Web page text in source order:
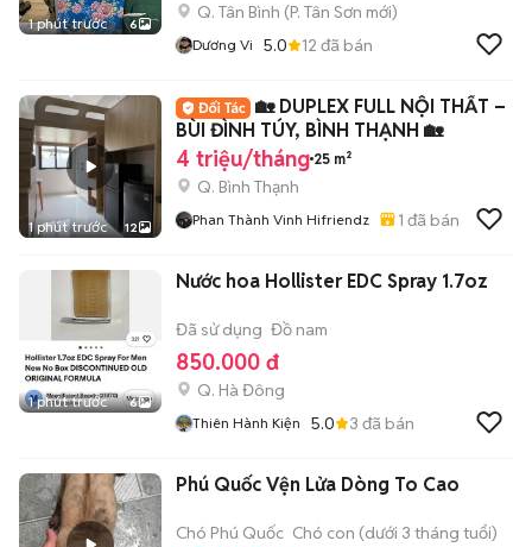
1 phút trước 6
Q. Tân Bình (P. Tân Sơn mới)
Dương Vi 5.0 12 đã bán
1 phút trước 12
🏡 DUPLEX FULL NỘI THẤT –
BÙI ĐÌNH TÚY, BÌNH THẠNH 🏡
4 triệu/tháng 25 m²
Q. Bình Thạnh
Phan Thành Vinh Hifriendz 1 đã bán
1 phút trước 6
Nước hoa Hollister EDC Spray 1.7oz
Đã sử dụng Đồ nam
850.000 đ
Q. Hà Đông
Thiên Hành Kiện 5.0 3 đã bán
Phú Quốc Vện Lửa Dòng To Cao
Chó Phú Quốc Chó con (dưới 3 tháng tuổi)